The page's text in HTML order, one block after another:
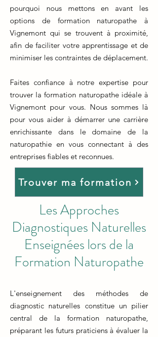
pourquoi nous mettons en avant les
options de formation naturopathe à
Vignemont qui se trouvent à proximité,
afin de faciliter votre apprentissage et de
minimiser les contraintes de déplacement.
Faites confiance à notre expertise pour
trouver la formation naturopathe idéale à
Vignemont pour vous. Nous sommes là
pour vous aider à démarrer une carrière
enrichissante dans le domaine de la
naturopathie en vous connectant à des
entreprises fiables et reconnues.
Trouver ma formation
Les Approches
Diagnostiques Naturelles
Enseignées lors de la
Formation Naturopathe
L'enseignement des méthodes de
diagnostic naturelles constitue un pilier
central de la formation naturopathe,
préparant les futurs praticiens à évaluer la